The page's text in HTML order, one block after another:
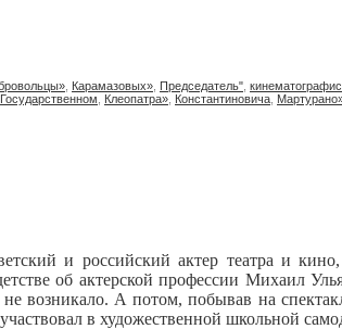
Карамазовых» Председатель"
Государственном Клеопатра» Константиновича
и российский актер театра и
об актерской профессии Михаил
возникало. А потом, побывав на
в художественной школьной